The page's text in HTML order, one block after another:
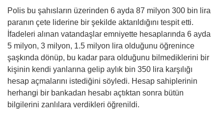
Polis bu şahısların üzerinden 6 ayda 87 milyon 300 bin lira
paranın çete liderine bir şekilde aktarıldığını tespit etti.
İfadeleri alınan vatandaşlar emniyette hesaplarında 6 ayda
5 milyon, 3 milyon, 1.5 milyon lira olduğunu öğrenince
şaşkında dönüp, bu kadar para olduğunu bilmediklerini bir
kişinin kendi yanlarına gelip aylık bin 350 lira karşılığı
hesap açmalarını istediğini söyledi. Hesap sahiplerinin
herhangi bir bankadan hesabı açtıktan sonra bütün
bilgilerini zanlılara verdikleri öğrenildi.